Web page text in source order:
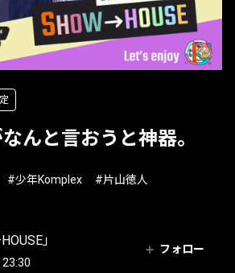
んと言おうと神器。
#少年Komplex
#片山徳人
」
フォロー